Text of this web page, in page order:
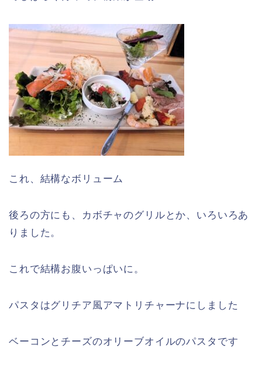
これ、結構なボリューム
後ろの方にも、カボチャのグリルとか、いろいろあ
りました。
これで結構お腹いっぱいに。
パスタはグリチア風アマトリチャーナにしました
ベーコンとチーズのオリーブオイルのパスタです